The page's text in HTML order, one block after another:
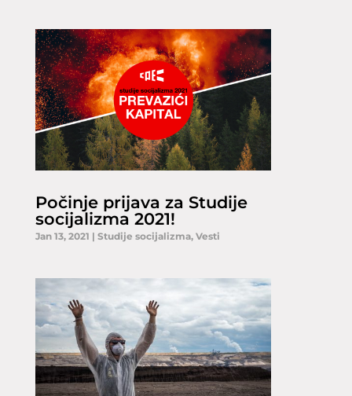
Počinje prijava za Studije
socijalizma 2021!
Jan 13, 2021 | Studije socijalizma, Vesti